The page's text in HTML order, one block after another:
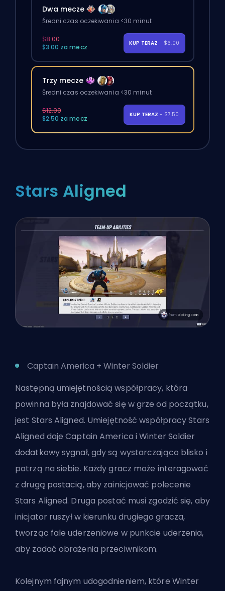
Dwa mecze
Średni czas oczekiwania <30 minut
$8.00
$3.00 za mecz
KUP TERAZ - $6.00
Trzy mecze
Średni czas oczekiwania <30 minut
$12.00
$2.50 za mecz
KUP TERAZ - $7.50
Stars Aligned
Captain America + Winter Soldier
Następną umiejętnością współpracy, która
powinna była znajdować się w grze od początku,
jest Stars Aligned. Umiejętność współpracy Stars
Aligned daje Captain America i Winter Soldier
dodatkowy sygnał, gdy są wystarczająco blisko i
patrzą na siebie. Każdy gracz może interagować
z drugą postacią, aby zainicjować polecenie
Stars Aligned. Druga postać musi zgodzić się, aby
inicjator ruszył w kierunku drugiego gracza,
tworząc fale uderzeniowe w punkcie uderzenia,
aby zadać obrażenia przeciwnikom.
Kolejnym fajnym udogodnieniem, które Winter